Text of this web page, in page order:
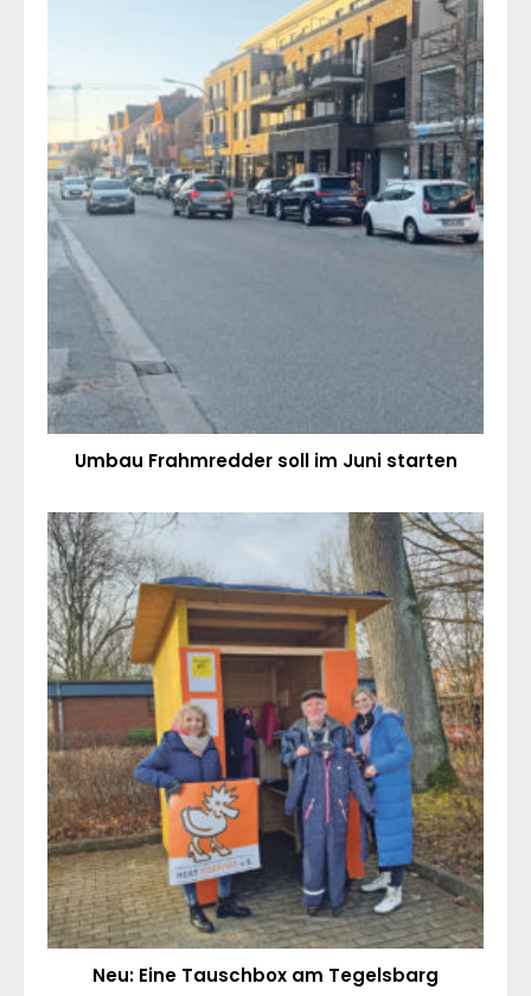
Umbau Frahmredder soll im Juni starten
Neu: Eine Tauschbox am Tegelsbarg